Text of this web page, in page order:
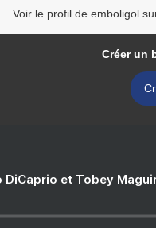
Voir le profil de emboligol
Créer un
DiCaprio et Tobey